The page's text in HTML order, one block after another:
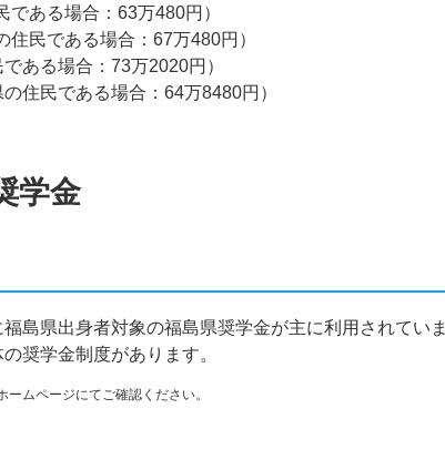
ある場合：63万480円）
民である場合：67万480円）
ある場合：73万2020円）
住民である場合：64万8480円）
学金
島県出身者対象の福島県奨学金が主に利用されていま
奨学金制度があります。
ムページにてご確認ください。